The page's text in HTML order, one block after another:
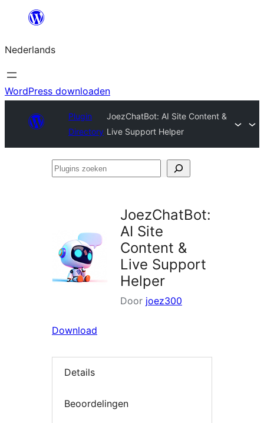
de
inhoud
Nederlands
WordPress downloaden
Plugin
Directory
JoezChatBot: AI Site Content &
Live Support Helper
Plugins
JoezChatBot:
AI Site
Content &
Live Support
Helper
Door joez300
Download
Details
Beoordelingen